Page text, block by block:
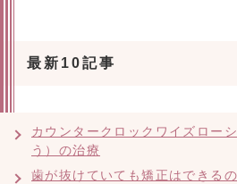
最新10記事
カウンタークロックワイズロー
う）の治療
歯が抜けていても矯正はできるの